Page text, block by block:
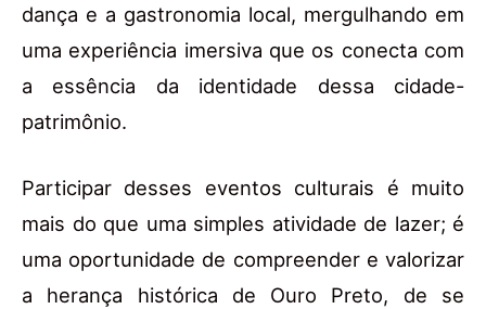
dança e a gastronomia local, mergulhando em
uma experiência imersiva que os conecta com
a essência da identidade dessa cidade-
patrimônio.
Participar desses eventos culturais é muito
mais do que uma simples atividade de lazer; é
uma oportunidade de compreender e valorizar
a herança histórica de Ouro Preto, de se